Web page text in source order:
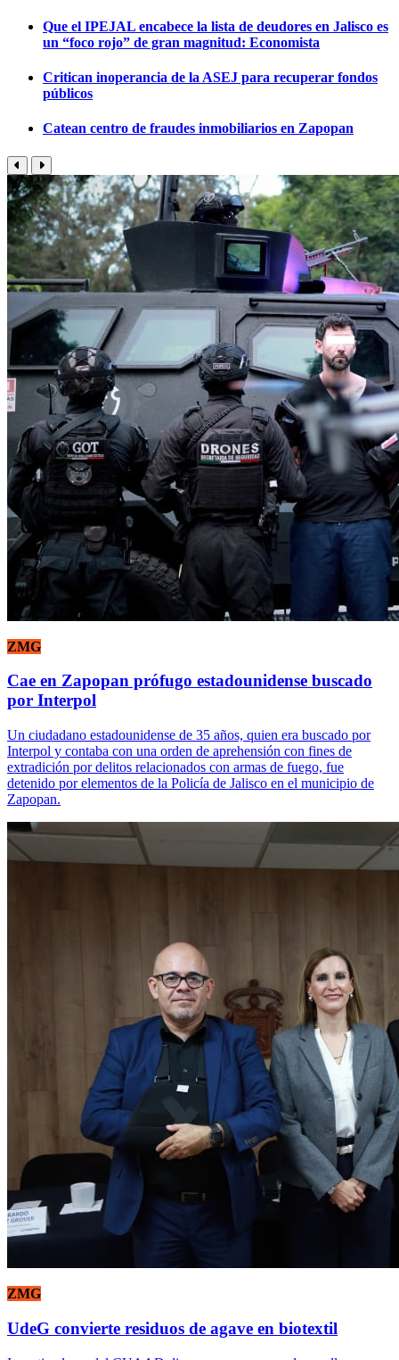
Que el IPEJAL encabece la lista de deudores en Jalisco es
un “foco rojo” de gran magnitud: Economista
Critican inoperancia de la ASEJ para recuperar fondos
públicos
Catean centro de fraudes inmobiliarios en Zapopan
ZMG
Cae en Zapopan prófugo estadounidense buscado
por Interpol
Un ciudadano estadounidense de 35 años, quien era buscado por
Interpol y contaba con una orden de aprehensión con fines de
extradición por delitos relacionados con armas de fuego, fue
detenido por elementos de la Policía de Jalisco en el municipio de
Zapopan.
ZMG
UdeG convierte residuos de agave en biotextil